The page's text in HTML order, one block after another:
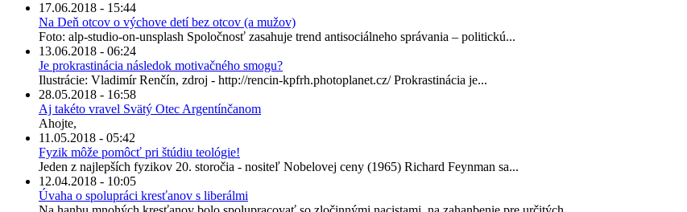
17.06.2018 - 15:44
Na Deň otcov o výchove detí bez otcov (a mužov)
Foto: alp-studio-on-unsplash Spoločnosť zasahuje trend antisociálneho správania – politickú...
13.06.2018 - 06:24
Je prokrastinácia následok motivačného smogu?
Ilustrácie: Vladimír Renčín, zdroj - http://rencin-kpfrh.photoplanet.cz/ Prokrastinácia je...
28.05.2018 - 16:58
Aj takéto vravel Svätý Otec Argentínčanom
Ahojte,
11.05.2018 - 05:42
Fyzik môže pomôcť pri štúdiu teológie!
Jeden z najlepších fyzikov 20. storočia - nositeľ Nobelovej ceny (1965) Richard Feynman sa...
12.04.2018 - 10:05
Úvaha o spolupráci kresťanov s liberálmi